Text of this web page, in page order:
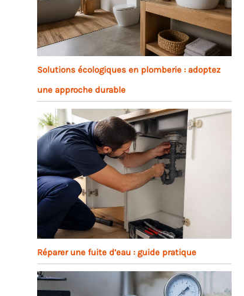
Solutions écologiques en plomberie : adoptez
une approche durable
Réparer une fuite d’eau : guide pratique